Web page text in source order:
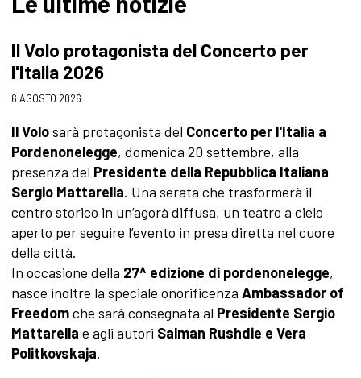
Il Volo protagonista del Concerto per
l'Italia 2026
6 AGOSTO 2026
Il Volosarà protagonista del Concerto per l'Italia a
Pordenonelegge, domenica 20 settembre, alla
presenza del Presidente della Repubblica Italiana
Sergio Mattarella. Una serata che trasformerà il
centro storico in un’agorà diffusa, un teatro a cielo
aperto per seguire l’evento in presa diretta nel cuore
della città.
In occasione della 27^ edizione di pordenonelegge,
nasce inoltre la speciale onorificenza Ambassador of
Freedomche sarà consegnata al Presidente Sergio
Mattarella e agli autori Salman Rushdie e Vera
Politkovskaja.